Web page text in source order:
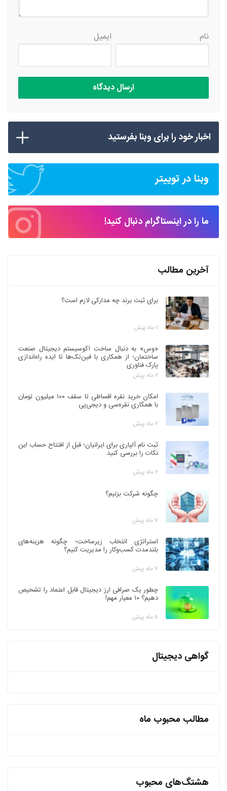
نام ایمیل
اخبار خود را برای وبنا بفرستید
وبنا در توییتر
ما را در اینستاگرام دنبال کنید!
آخرین مطالب
برای ثبت برند چه مدارکی لازم است؟
۱ ماه پیش
«وس» به دنبال ساخت اکوسیستم دیجیتال صنعت
ساختمان؛ از همکاری با فین‌تک‌ها تا ایده راه‌اندازی
پارک فناوری
۲ ماه پیش
امکان خرید نقره اقساطی تا سقف ۱۰۰ میلیون تومان
با همکاری نقره‌سی و دیجی‌پی
۲ ماه پیش
ثبت نام آلپاری برای ایرانیان؛ قبل از افتتاح حساب این
نکات را بررسی کنید
۲ ماه پیش
چگونه شرکت بزنیم؟
۷ ماه پیش
استراتژی انتخاب زیرساخت؛ چگونه هزینه‌های
بلندمدت کسب‌وکار را مدیریت کنیم؟
۷ ماه پیش
چطور یک صرافی ارز دیجیتال قابل اعتماد را تشخیص
دهیم؟ ۱۰ معیار مهم!
۸ ماه پیش
گواهی دیجیتال
مطالب محبوب ماه
هشتگ‌های محبوب